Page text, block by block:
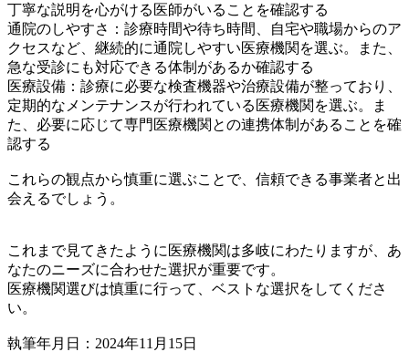
丁寧な説明を心がける医師がいることを確認する
通院のしやすさ：診療時間や待ち時間、自宅や職場からのア
クセスなど、継続的に通院しやすい医療機関を選ぶ。また、
急な受診にも対応できる体制があるか確認する
医療設備：診療に必要な検査機器や治療設備が整っており、
定期的なメンテナンスが行われている医療機関を選ぶ。ま
た、必要に応じて専門医療機関との連携体制があることを確
認する
これらの観点から慎重に選ぶことで、信頼できる事業者と出
会えるでしょう。
これまで見てきたように医療機関は多岐にわたりますが、あ
なたのニーズに合わせた選択が重要です。
医療機関選びは慎重に行って、ベストな選択をしてくださ
い。
執筆年月日：2024年11月15日